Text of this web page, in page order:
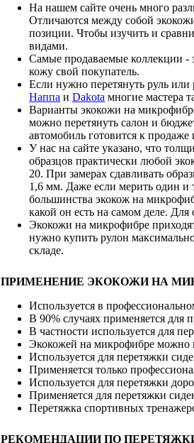
На нашем сайте очень много
Отличаются между собой
позиции. Чтобы изучить и
видами.
Самые продаваемые коллекции -
кожу свой покупатель.
Если нужно перетянуть руль
Наппа и Dakota многие мастера
Варианты экокожи на
можно перетянуть салон и
автомобиль готовится к продаже
У нас на сайте указано, что
образцов практически любой
20. При замерах сдавливать
1,6 мм. Даже если мерить один и
большинства экокож на
какой он есть на самом деле.
Экокожи на микрофибре
нужно купить рулон
складе.
ПРИМЕНЕНИЕ ЭКОКОЖИ НА
Используется в
В 90% случаях применяется для
В частности используется для
Экокожей на микрофибре можно
Используется для перетяжки
Применяется только
Используется для перетяжки
Применяется для перетяжки
Перетяжка спортивных
РЕКОМЕНДАЦИИ ПО